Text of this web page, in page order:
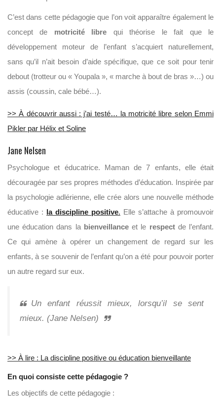
C’est dans cette pédagogie que l’on voit apparaître également le
concept de motricité libre qui théorise le fait que le
développement moteur de l’enfant s’acquiert naturellement,
sans qu’il n’ait besoin d’aide spécifique, que ce soit pour tenir
debout (trotteur ou « Youpala », « marche à bout de bras »…) ou
assis (coussin, cale bébé…).
>> À découvrir aussi : j’ai testé… la motricité libre selon Emmi
Pikler par Hélix et Soline
Jane Nelsen
Psychologue et éducatrice. Maman de 7 enfants, elle était
découragée par ses propres méthodes d’éducation. Inspirée par
la psychologie adlérienne, elle crée alors une nouvelle méthode
éducative : la discipline positive. Elle s’attache à promouvoir
une éducation dans la bienveillanceet le respectde l’enfant.
Ce qui amène à opérer un changement de regard sur les
enfants, à se souvenir de l’enfant qu’on a été pour pouvoir porter
un autre regard sur eux.
Un enfant réussit mieux, lorsqu’il se sent
mieux. (Jane Nelsen)
>> À lire : La discipline positive ou éducation bienveillante
En quoi consiste cette pédagogie ?
Les objectifs de cette pédagogie :